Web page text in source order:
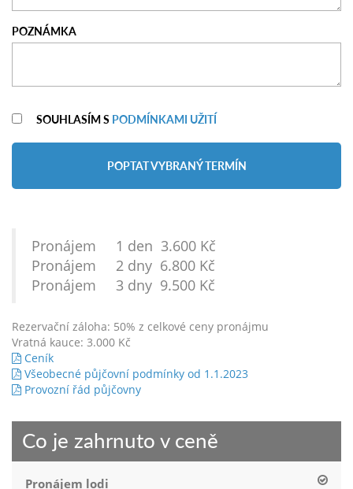
POZNÁMKA
SOUHLASÍM S PODMÍNKAMI UŽITÍ
POPTAT VYBRANÝ TERMÍN
Pronájem 1 den 3.600 Kč
Pronájem 2 dny 6.800 Kč
Pronájem 3 dny 9.500 Kč
Rezervační záloha: 50% z celkové ceny pronájmu
Vratná kauce: 3.000 Kč
Ceník
Všeobecné půjčovní podmínky od 1.1.2023
Provozní řád půjčovny
Co je zahrnuto v ceně
Pronájem lodi